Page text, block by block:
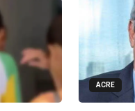
ACRE